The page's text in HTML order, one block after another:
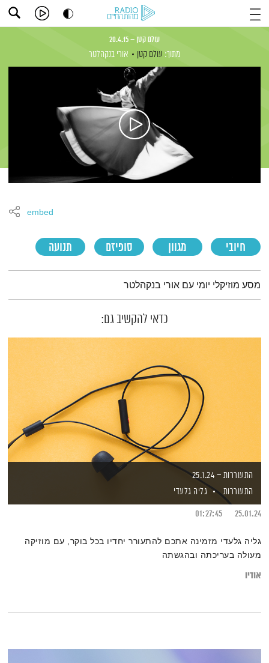
עולם קטן – 20.4.15
מתוך: עולם קטן אורי בנקהלטר
חיובי מגוון סופיזם תנועה
embed
תמצית הפודקאסט
מסע מוזיקלי יומי עם אורי בנקהלטר
כדאי להקשיב גם:
התעוררות – 25.1.24
התעוררות
גליה גלעדי
25.01.24
01:27:45
גליה גלעדי מזמינה אתכם להתעורר יחדיו בכל בוקר, עם מוזיקה
מעולה בעריכתה ובהגשתה
אודיו